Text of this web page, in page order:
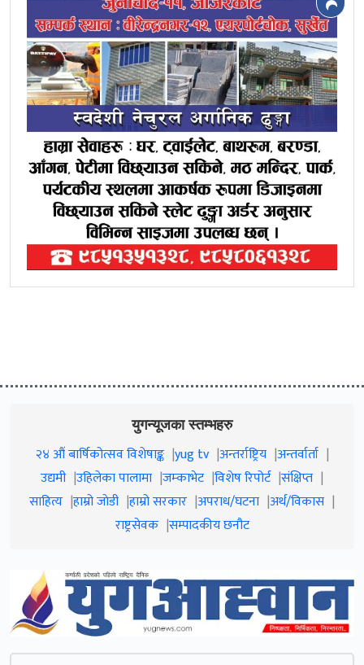
युगन्यूजका स्तम्भहरु
२४ औं बार्षिकोत्सव विशेषाङ्क yug tv अन्तर्राष्ट्रिय अन्तर्वार्ता
उद्यमी उहिलेका पालामा जम्काभेट विशेष रिपोर्ट संक्षिप्त
साहित्य हाम्रो जाेडी हाम्रो सरकार अपराध/घटना अर्थ/विकास
राष्ट्रसेवक सम्पादकीय छनौट